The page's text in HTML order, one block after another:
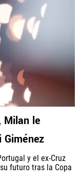
Milan le
y el ex-Cruz
futuro tras la Copa